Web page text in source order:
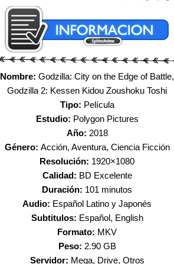
Nombre: Godzilla: City on the Edge of Battle,
Godzilla 2: Kessen Kidou Zoushoku Toshi
Tipo: Película
Estudio: Polygon Pictures
Año: 2018
Género: Acción, Aventura, Ciencia Ficción
Resolución: 1920×1080
Calidad: BD Excelente
Duración: 101 minutos
Audio: Español Latino y Japonés
Subtitulos: Español, English
Formato: MKV
Peso: 2.90 GB
Servidor: Mega, Drive, Otros